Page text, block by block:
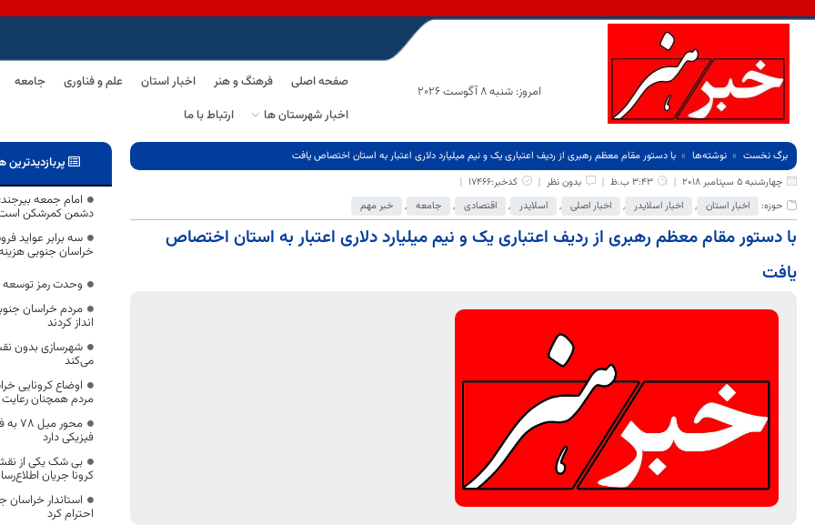
امروز: شنبه 8 آگوست 2026
صفحه اصلی فرهنگ و هنر اخبار استان علم و فناوری جامعه
اخبار شهرستان ها
ارتباط با ما
برگ نخست نوشته‌ها
با دستور مقام معظم رهبری از ردیف اعتباری یک و نیم میلیارد دلاری اعتبار به استان اختصاص یافت
چهارشنبه 5 سپتامبر 2018
3:43 ب.ظ بدون نظر
کدخبر:17466
حوزه:
اخبار استان , اخبار اسلایدر , اخبار اصلی , اسلایدر , اقتصادی , جامعه , خبر مهم
با دستور مقام معظم رهبری از ردیف اعتباری یک و نیم میلیارد دلاری اعتبار به استان اختصاص
یافت
پربازدیدترین
امام جمعه
دشمن کمرشکن
سه برابر عواید
خراسان جنوبی
وحدت رمز توسعه
مردم خراسان
انداز کردند
شهرسازی بدون
می‌کند
اوضاع کرونایی
مردم همچنان رعایت
فیزیکی دارد
بی شک یکی از
کرونا جریان
استاندار
احترام کرد